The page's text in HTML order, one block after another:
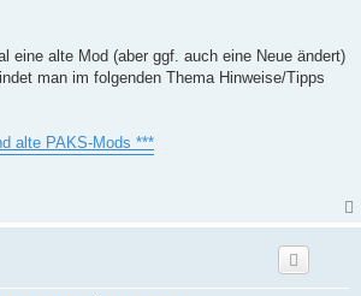
eine alte Mod (aber ggf. auch eine Neue ändert)
man im folgenden Thema Hinweise/Tipps
alte PAKS-Mods ***